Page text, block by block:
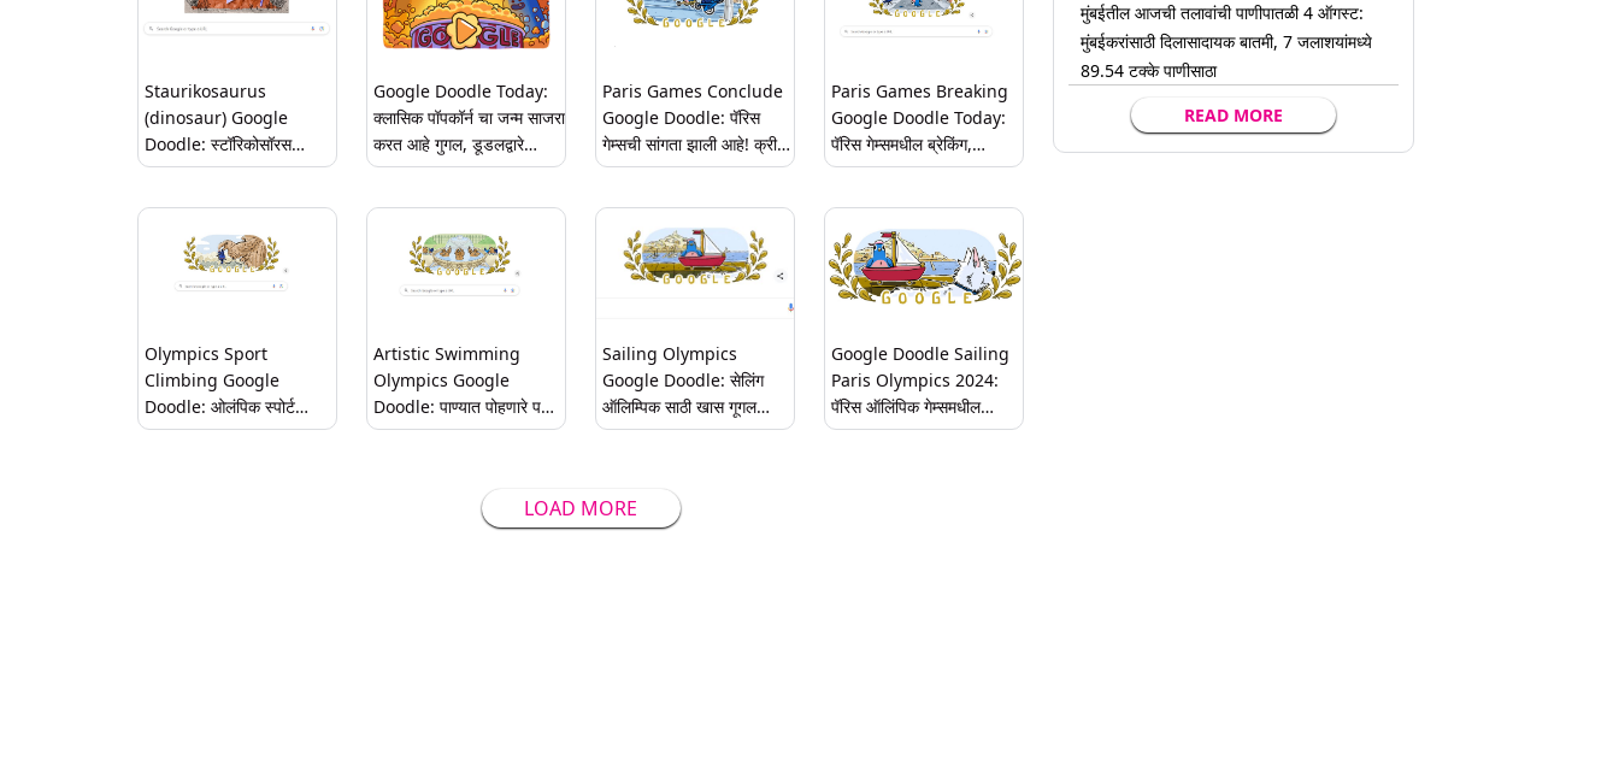
Staurikosaurus
(dinosaur) Google
Doodle: स्टॉरिकोसॉरस
(डायनोसॉर) साठी आज गूगल चं
Google Doodle Today:
क्लासिक पॉपकॉर्न चा जन्म साजरा
करत आहे गुगल, डूडलद्वारे
इंटरेक्टिव गेम समर्पित
Paris Games Conclude
Google Doodle: पॅरिस
गेम्सची सांगता झाली आहे! क्रीडा
प्रेमींनो गूगल डूडल पाहिलं का?
Paris Games Breaking
Google Doodle Today:
पॅरिस गेम्समधील ब्रेकिंग,
प्रसारमाध्यमांतील ऑलिम्पिक
Olympics Sport
Climbing Google
Doodle: ओलंपिक स्पोर्ट
क्लाइम्बिंग गूगल डूडल; गिर्यारोहण
Artistic Swimming
Olympics Google
Doodle: पाण्यात पोहणारे पक्षी
आणि आर्टिस्टिक स्विमिंग
Sailing Olympics
Google Doodle: सेलिंग
ऑलिम्पिक साठी खास गूगल
डूडल!
⁠Google Doodle Sailing
Paris Olympics 2024:
पॅरिस ऑलिंपिक गेम्समधील
नौकायन गूगल डूडल, आज काय
LOAD MORE
मुंबईतील आजची तलावांची पाणीपातळी 4 ऑगस्ट:
मुंबईकरांसाठी दिलासादायक बातमी, 7 जलाशयांमध्ये
89.54 टक्के पाणीसाठा
READ MORE